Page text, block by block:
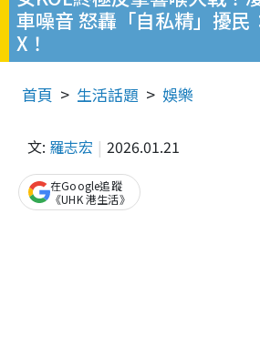
車噪音 怒轟「自私精」擾民
X！
首頁 生活話題 娛樂
文: 羅志宏 2026.01.21
在Google追蹤
《UHK 港生活》